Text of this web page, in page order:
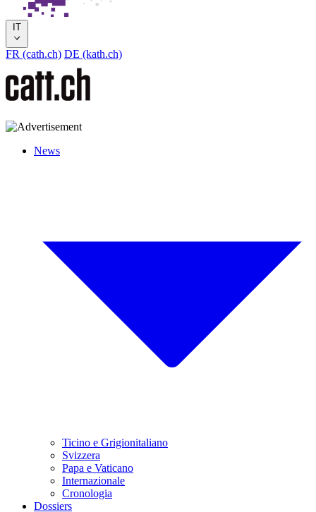
IT
FR (cath.ch) DE (kath.ch)
News
Ticino e Grigionitaliano
Svizzera
Papa e Vaticano
Internazionale
Cronologia
Dossiers